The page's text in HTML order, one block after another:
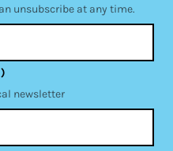
unsubscribe at any time.
newsletter